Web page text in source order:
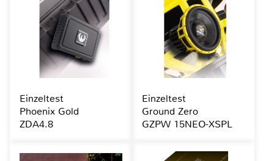
Einzeltest
Phoenix Gold
ZDA4.8
Einzeltest
Ground Zero
GZPW 15NEO-XSPL